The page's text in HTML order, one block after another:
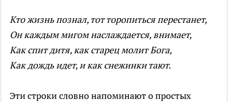
Кто жизнь познал, тот торопиться перестанет,
Он каждым мигом наслаждается, внимает,
Как спит дитя, как старец молит Бога,
Как дождь идет, и как снежинки тают.
Эти строки словно напоминают о простых